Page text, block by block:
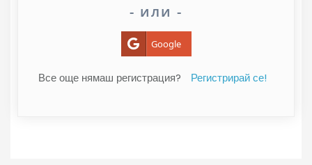
- или -
Google
Все още нямаш регистрация? Регистрирай се!